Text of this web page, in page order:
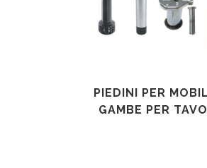
PIEDINI PER
GAMBE PER